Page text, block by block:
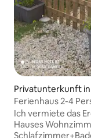
Privatunterkunft in
eorges-de-
Ferienhaus 2-4
600 m
Ich vermiete das
Hauses